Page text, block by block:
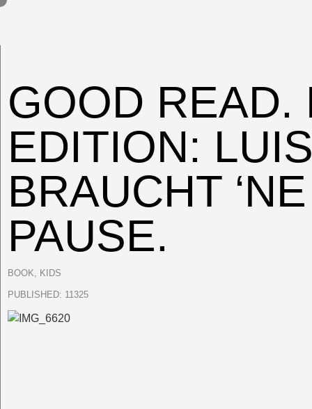
GOOD READ.
EDITION:
BRAUCHT ‘NE
PAUSE.
BOOK, KIDS
PUBLISHED: 11325